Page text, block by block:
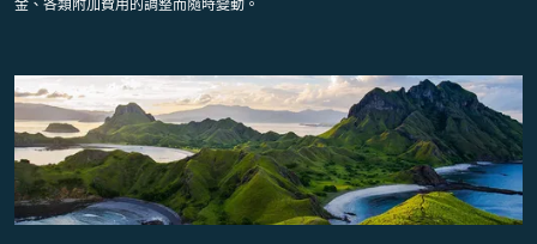
金、各類附加費用的調整而隨時變動。